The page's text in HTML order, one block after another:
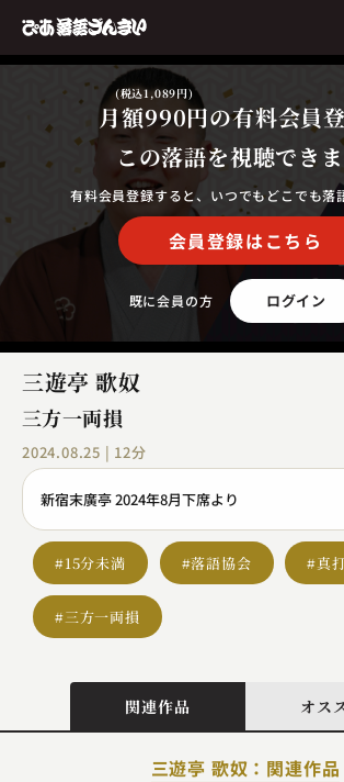
月額990円
(税込1,089円)
の有料会員
この落語を視聴でき
有料会員登録すると、いつでもどこでも落
会員登録はこちら
既に会員の方 ログイン
三遊亭 歌奴
三方一両損
2024.08.25 | 12分
新宿末廣亭 2024年8月下席より
#15分未満 #落語協会 #真
#三方一両損
関連作品 オス
三遊亭 歌奴：関連作品